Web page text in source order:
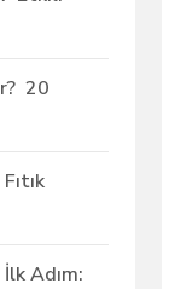
20
Adım: